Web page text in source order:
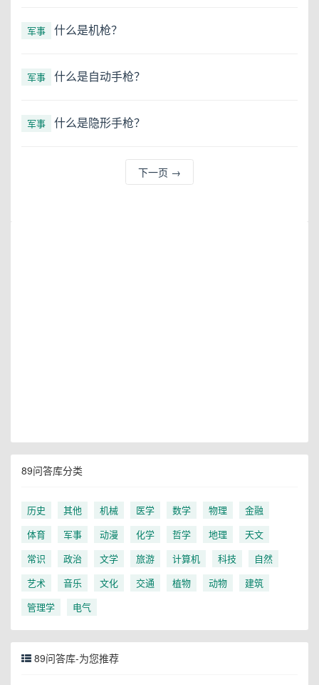
军事 什么是机枪？
军事 什么是自动手枪？
军事 什么是隐形手枪？
下一页 →
89问答库分类
历史 其他 机械 医学 数学 物理
金融
体育
军事 动漫 化学 哲学 地理
天文
常识
政治 文学 旅游 计算机 科技
自然
艺术
音乐 文化 交通 植物 动物
建筑
管理学
电气
89问答库-为您推荐